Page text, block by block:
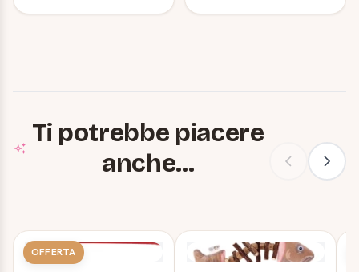
Ti potrebbe piacere
anche...
OFFERTA